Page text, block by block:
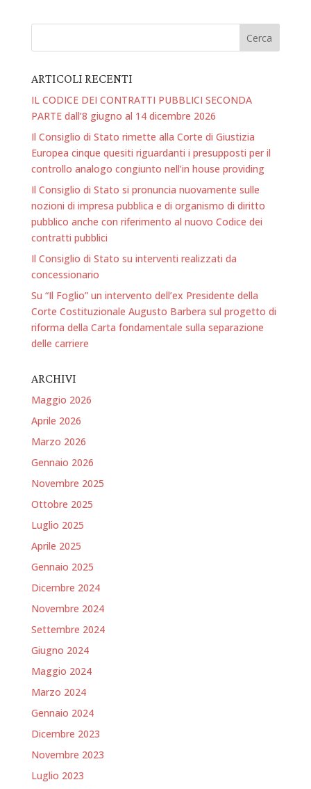
ARTICOLI RECENTI
IL CODICE DEI CONTRATTI PUBBLICI SECONDA
PARTE dall’8 giugno al 14 dicembre 2026
Il Consiglio di Stato rimette alla Corte di Giustizia
Europea cinque quesiti riguardanti i presupposti per il
controllo analogo congiunto nell’in house providing
Il Consiglio di Stato si pronuncia nuovamente sulle
nozioni di impresa pubblica e di organismo di diritto
pubblico anche con riferimento al nuovo Codice dei
contratti pubblici
Il Consiglio di Stato su interventi realizzati da
concessionario
Su “Il Foglio” un intervento dell’ex Presidente della
Corte Costituzionale Augusto Barbera sul progetto di
riforma della Carta fondamentale sulla separazione
delle carriere
ARCHIVI
Maggio 2026
Aprile 2026
Marzo 2026
Gennaio 2026
Novembre 2025
Ottobre 2025
Luglio 2025
Aprile 2025
Gennaio 2025
Dicembre 2024
Novembre 2024
Settembre 2024
Giugno 2024
Maggio 2024
Marzo 2024
Gennaio 2024
Dicembre 2023
Novembre 2023
Luglio 2023